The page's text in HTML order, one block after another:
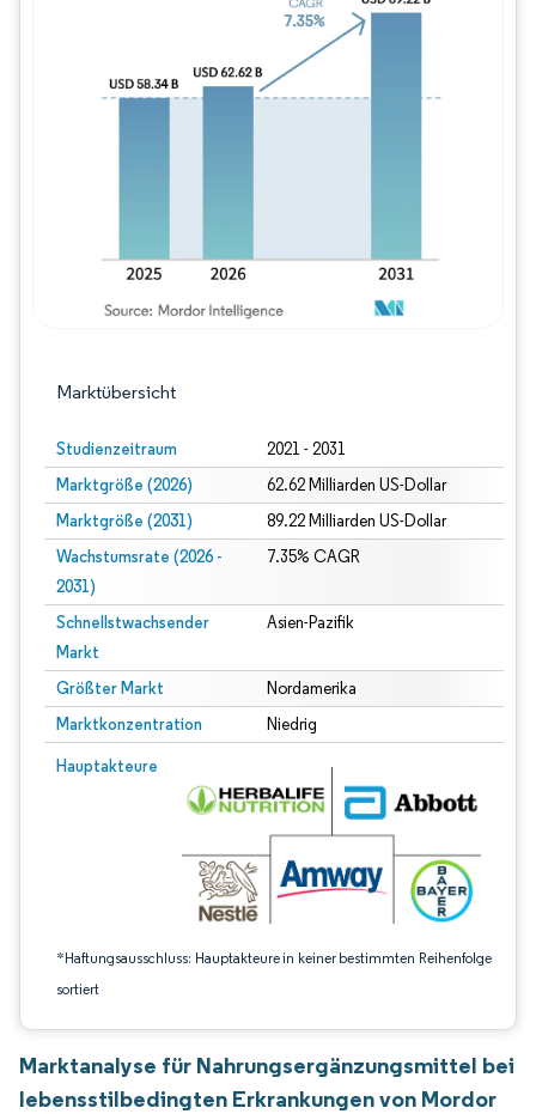
Marktübersicht
Studienzeitraum 2021 - 2031
Marktgröße (2026) 62.62 Milliarden US-Dollar
Marktgröße (2031) 89.22 Milliarden US-Dollar
Wachstumsrate (2026 -
2031)
7.35% CAGR
Schnellstwachsender
Markt
Asien-Pazifik
Größter Markt Nordamerika
Marktkonzentration Niedrig
Hauptakteure
*Haftungsausschluss: Hauptakteure in keiner bestimmten Reihenfolge
sortiert
Bild © Mordor Intelligence. Wiederverwendung erfordert Namensnennung
Marktanalyse für Nahrungsergänzungsmittel bei
lebensstilbedingten Erkrankungen von Mordor